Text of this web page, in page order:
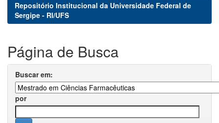
Repositório Institucional da Universidade Federal de
Sergipe - RI/UFS
Página de Busca
Buscar em:
por